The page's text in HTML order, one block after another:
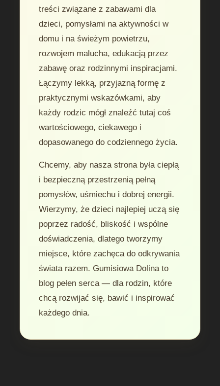
treści związane z zabawami dla
dzieci, pomysłami na aktywności w
domu i na świeżym powietrzu,
rozwojem malucha, edukacją przez
zabawę oraz rodzinnymi inspiracjami.
Łączymy lekką, przyjazną formę z
praktycznymi wskazówkami, aby
każdy rodzic mógł znaleźć tutaj coś
wartościowego, ciekawego i
dopasowanego do codziennego życia.
Chcemy, aby nasza strona była ciepłą
i bezpieczną przestrzenią pełną
pomysłów, uśmiechu i dobrej energii.
Wierzymy, że dzieci najlepiej uczą się
poprzez radość, bliskość i wspólne
doświadczenia, dlatego tworzymy
miejsce, które zachęca do odkrywania
świata razem. Gumisiowa Dolina to
blog pełen serca — dla rodzin, które
chcą rozwijać się, bawić i inspirować
każdego dnia.